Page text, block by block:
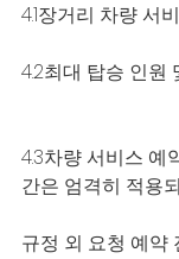
4.1장거리 차량 서
4.2최대 탑승 인원
4.3차량 서비스 예
간은 엄격히 적용
규정 외 요청 예약